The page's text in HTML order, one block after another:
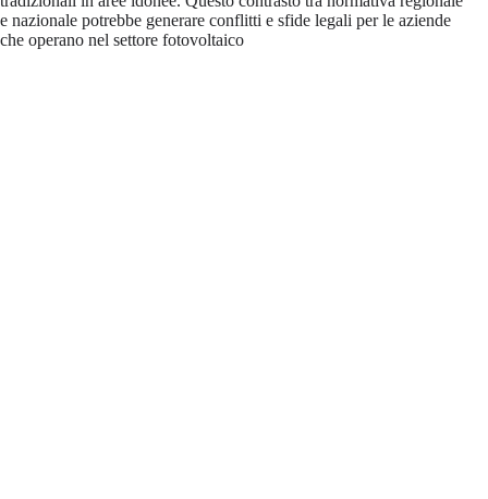
e nazionale potrebbe generare conflitti e sfide legali per le aziende
che operano nel settore fotovoltaico